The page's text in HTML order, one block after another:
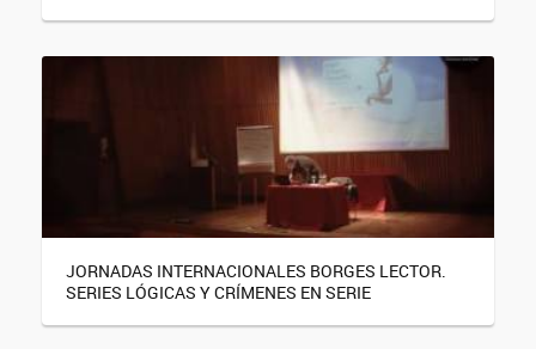
JORNADAS INTERNACIONALES BORGES LECTOR.
SERIES LÓGICAS Y CRÍMENES EN SERIE